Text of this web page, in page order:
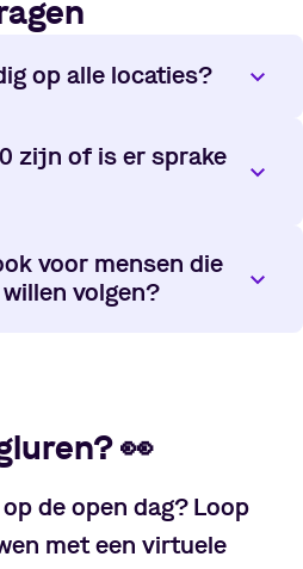
op alle locaties?
zijn of is er sprake
voor mensen die
volgen?
👀
de open dag? Loop
met een virtuele